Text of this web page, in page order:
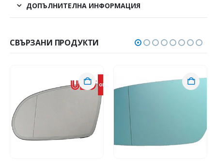
ДОПЪЛНИТЕЛНА ИНФОРМАЦИЯ
СВЪРЗАНИ ПРОДУКТИ